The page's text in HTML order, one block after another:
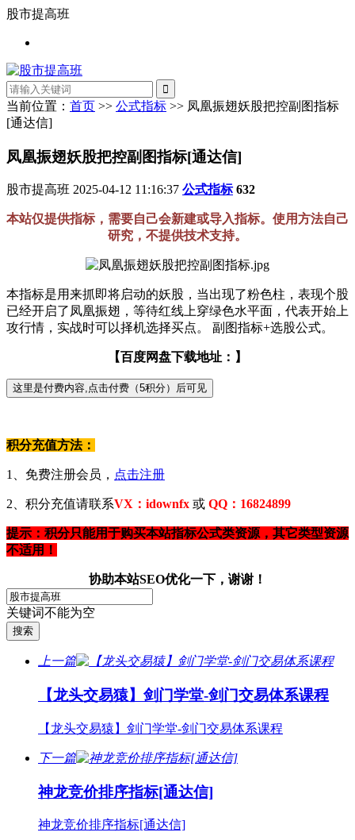
股市提高班
当前位置： 首页 >> 公式指标 >> 凤凰振翅妖股把控副图指标
[通达信]
凤凰振翅妖股把控副图指标[通达信]
股市提高班 2025-04-12 11:16:37 公式指标 632
本站仅提供指标，需要自己会新建或导入指标。使用方法自己
研究，不提供技术支持。
本指标是用来抓即将启动的妖股，当出现了粉色柱，表现个股
已经开启了凤凰振翅，等待红线上穿绿色水平面，代表开始上
攻行情，实战时可以择机选择买点。 副图指标+选股公式。
【百度网盘下载地址：】
积分充值方法：
1、免费注册会员， 点击注册
2、积分充值请联系VX：idownfx 或 QQ：16824899
提示：积分只能用于购买本站指标公式类资源，其它类型资源
不适用！
协助本站SEO优化一下，谢谢！
关键词不能为空
上一篇
【龙头交易猿】剑门学堂-剑门交易体系课程
【龙头交易猿】剑门学堂-剑门交易体系课程
下一篇
神龙竞价排序指标[通达信]
神龙竞价排序指标[通达信]